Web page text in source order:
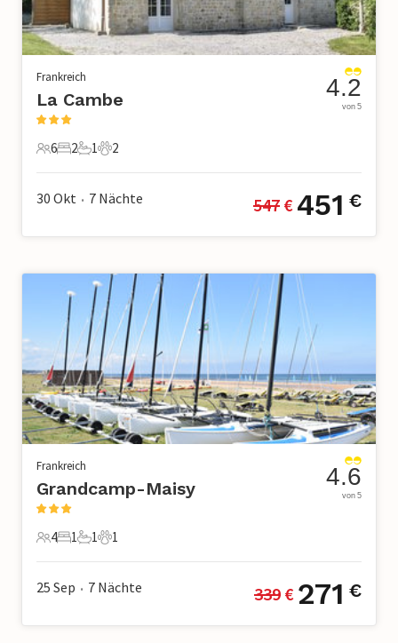
Frankreich
La Cambe
6 Gäste
6
2 Schlafzimmer
2
1 Badezimmer
1
2 Haustiere
2
4.2
von 5
30 Okt • 7 Nächte 547 € 451 €
Frankreich
Grandcamp-Maisy
4 Gäste
4
1 Schlafzimmer
1
1 Badezimmer
1
1 Haustier
1
4.6
von 5
25 Sep • 7 Nächte 339 € 271 €